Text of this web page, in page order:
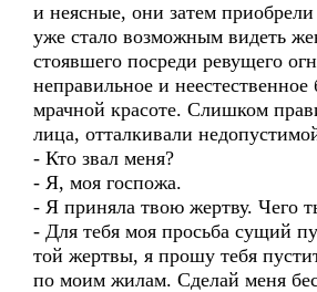
и неясные, они затем приобрели
уже стало возможным видеть
стоявшего посреди ревущего
неправильное и неестественное
мрачной красоте. Слишком
лица, отталкивали
- Кто звал меня?
- Я, моя госпожа.
- Я приняла твою жертву. Чего
- Для тебя моя просьба сущий
той жертвы, я прошу тебя
по моим жилам. Сделай меня